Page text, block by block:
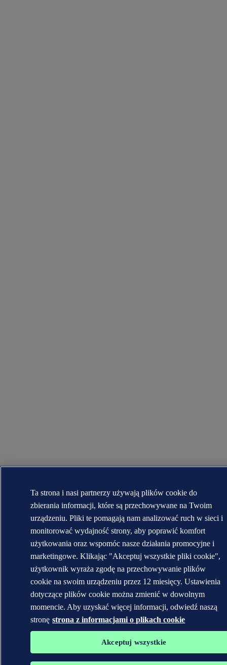
Ta strona i nasi partnerzy używają plików cookie do
zbierania informacji, które są przechowywane na Twoim
urządzeniu. Pliki te pomagają nam analizować ruch w sieci i
monitorować wydajność strony, aby poprawić komfort
użytkowania oraz wspomóc nasze działania promocyjne i
marketingowe. Klikając "Akceptuj wszystkie pliki cookie",
użytkownik wyraża zgodę na przechowywanie plików
cookie na swoim urządzeniu przez 12 miesięcy. Ustawienia
dotyczące plików cookie można zmienić w dowolnym
momencie. Aby uzyskać więcej informacji, odwiedź naszą
stronę strona z informacjami o plikach cookie
Akceptuj wszystkie